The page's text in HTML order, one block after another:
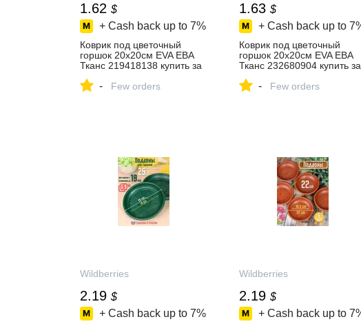
1.62 $
+ Cash back up to 7%
Коврик под цветочный
горшок 20х20см EVA ЕВА
Тканс 219418138 купить за
Wildberries
- Few orders
1.63 $
+ Cash back up to
Коврик под цветочный
горшок 20х20см EVA ЕВА
Тканс 232680904 купить за
Wildberries
- Few orders
Wildberries
2.19 $
+ Cash back up to 7%
Wildberries
2.19 $
+ Cash back up to